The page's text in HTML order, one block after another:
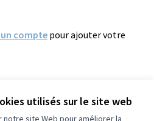
utilisés sur le site web
site Web pour améliorer la
un compte pour ajouter votre
PROP-2024-12-1756
numérique